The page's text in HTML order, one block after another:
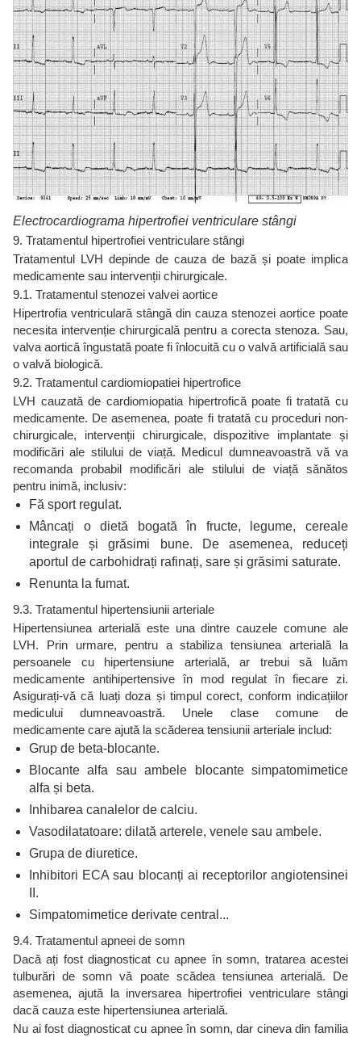
Electrocardiograma hipertrofiei ventriculare stângi
9. Tratamentul hipertrofiei ventriculare stângi
Tratamentul LVH depinde de cauza de bază și poate implica
medicamente sau intervenții chirurgicale.
9.1. Tratamentul stenozei valvei aortice
Hipertrofia ventriculară stângă din cauza stenozei aortice poate
necesita intervenție chirurgicală pentru a corecta stenoza. Sau,
valva aortică îngustată poate fi înlocuită cu o valvă artificială sau
o valvă biologică.
9.2. Tratamentul cardiomiopatiei hipertrofice
LVH cauzată de cardiomiopatia hipertrofică poate fi tratată cu
medicamente. De asemenea, poate fi tratată cu proceduri non-
chirurgicale, intervenții chirurgicale, dispozitive implantate și
modificări ale stilului de viață. Medicul dumneavoastră vă va
recomanda probabil modificări ale stilului de viață sănătos
pentru inimă, inclusiv:
Fă sport regulat.
Mâncați o dietă bogată în fructe, legume, cereale
integrale și grăsimi bune. De asemenea, reduceți
aportul de carbohidrați rafinați, sare și grăsimi saturate.
Renunta la fumat.
9.3. Tratamentul hipertensiunii arteriale
Hipertensiunea arterială este una dintre cauzele comune ale
LVH. Prin urmare, pentru a stabiliza tensiunea arterială la
persoanele cu hipertensiune arterială, ar trebui să luăm
medicamente antihipertensive în mod regulat în fiecare zi.
Asigurați-vă că luați doza și timpul corect, conform indicațiilor
medicului dumneavoastră. Unele clase comune de
medicamente care ajută la scăderea tensiunii arteriale includ:
Grup de beta-blocante.
Blocante alfa sau ambele blocante simpatomimetice
alfa și beta.
Inhibarea canalelor de calciu.
Vasodilatatoare: dilată arterele, venele sau ambele.
Grupa de diuretice.
Inhibitori ECA sau blocanți ai receptorilor angiotensinei
II.
Simpatomimetice derivate central...
9.4. Tratamentul apneei de somn
Dacă ați fost diagnosticat cu apnee în somn, tratarea acestei
tulburări de somn vă poate scădea tensiunea arterială. De
asemenea, ajută la inversarea hipertrofiei ventriculare stângi
dacă cauza este hipertensiunea arterială.
Nu ai fost diagnosticat cu apnee în somn, dar cineva din familia